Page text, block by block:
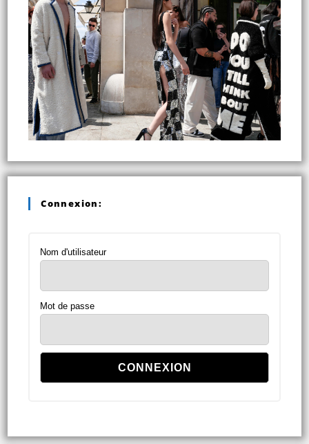
Connexion:
Nom d'utilisateur
Mot de passe